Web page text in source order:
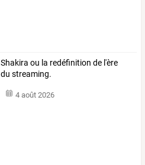
Shakira ou la redéfinition de l'ère
du streaming.
4 août 2026